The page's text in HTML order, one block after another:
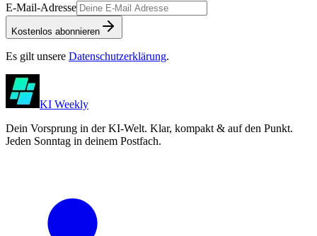
E-Mail-Adresse
Kostenlos abonnieren
Es gilt unsere Datenschutzerklärung.
KI Weekly
Dein Vorsprung in der KI-Welt. Klar, kompakt & auf den Punkt.
Jeden Sonntag in deinem Postfach.